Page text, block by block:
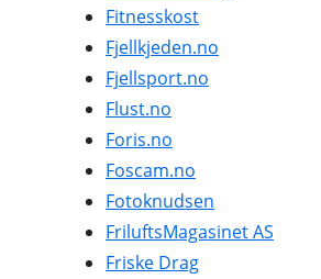
Fitnesskost
Fjellkjeden.no
Fjellsport.no
Flust.no
Foris.no
Foscam.no
Fotoknudsen
FriluftsMagasinet AS
Friske Drag